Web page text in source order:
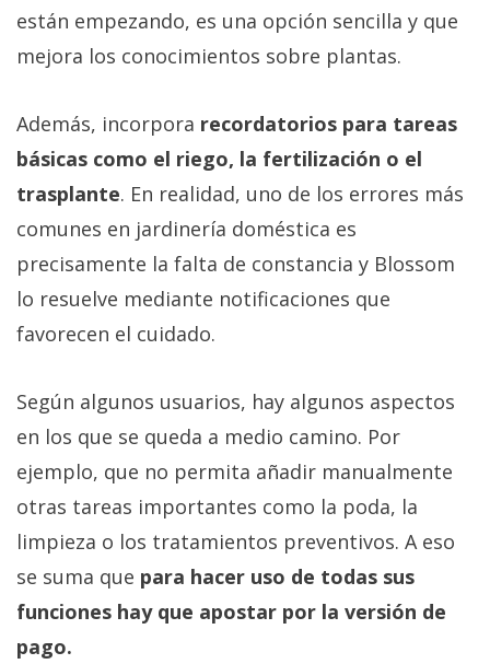
están empezando, es una opción sencilla y que
mejora los conocimientos sobre plantas.
Además, incorpora recordatorios para tareas
básicas como el riego, la fertilización o el
trasplante. En realidad, uno de los errores más
comunes en jardinería doméstica es
precisamente la falta de constancia y Blossom
lo resuelve mediante notificaciones que
favorecen el cuidado.
Según algunos usuarios, hay algunos aspectos
en los que se queda a medio camino. Por
ejemplo, que no permita añadir manualmente
otras tareas importantes como la poda, la
limpieza o los tratamientos preventivos. A eso
se suma que para hacer uso de todas sus
funciones hay que apostar por la versión de
pago.